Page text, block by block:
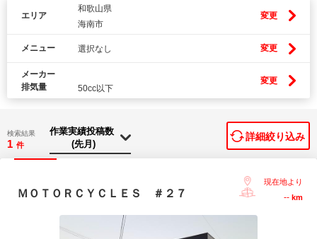
エリア
和歌山県
海南市
変更
メニュー 選択なし 変更
メーカー
排気量
50cc以下
変更
検索結果
1 件
詳細絞り込み
ＭＯＴＯＲＣＹＣＬＥＳ ＃２７
現在地より
-- km